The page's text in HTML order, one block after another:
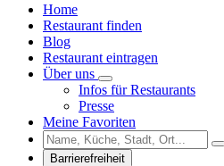
Home
Restaurant finden
Blog
Restaurant eintragen
Über uns
Infos für Restaurants
Presse
Meine Favoriten
Barrierefreiheit